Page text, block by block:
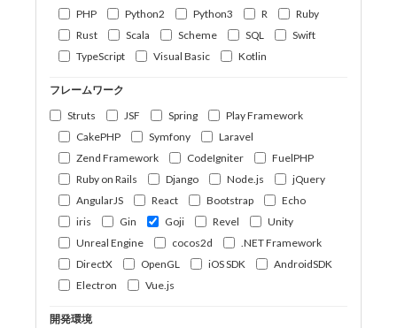
PHP
Python2 Python3 R
Ruby
Rust
Scala Scheme SQL
Swift
TypeScript
Visual Basic Kotlin
フレームワーク
Struts
JSF Spring
Play Framework
CakePHP
Symfony
Laravel
Zend Framework
CodeIgniter
FuelPHP
Ruby on Rails
Django Node.js
jQuery
AngularJS
React Bootstrap
Echo
iris
Gin Goji Revel
Unity
Unreal Engine
cocos2d
.NET Framework
DirectX
OpenGL iOS SDK
AndroidSDK
Electron
Vue.js
開発環境